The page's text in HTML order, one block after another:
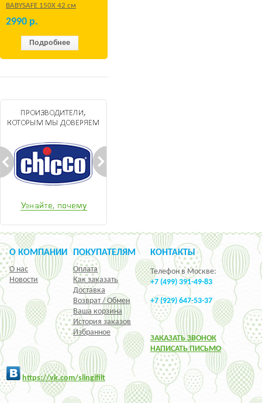
BABYSAFE 150Х 42 см
Бежевый
2990 р.
Подробнее
О КОМПАНИИ
О нас
Новости
ПОКУПАТЕЛЯМ
Оплата
Как заказать
Доставка
Возврат / Обмен
Ваша корзина
История заказов
Избранное
КОНТАКТЫ
Телефон в Москве:
+7 (499) 391-49-83
+7 (929) 647-53-37
ЗАКАЗАТЬ ЗВОНОК
НАПИСАТЬ ПИСЬМО
https://vk.com/slingifilt